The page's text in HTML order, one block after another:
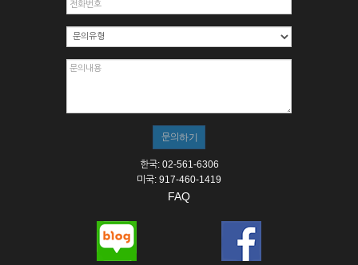
한국: 02-561-6306
미국: 917-460-1419
FAQ